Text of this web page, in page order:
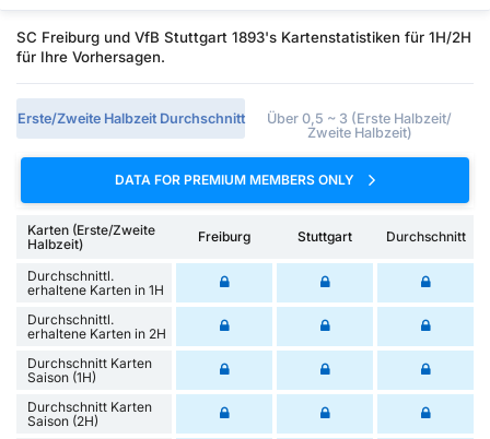
SC Freiburg und VfB Stuttgart 1893's Kartenstatistiken für 1H/2H
für Ihre Vorhersagen.
Erste/Zweite Halbzeit Durchschnitt
Über 0,5 ~ 3 (Erste Halbzeit/
Zweite Halbzeit)
DATA FOR PREMIUM MEMBERS ONLY
Karten (Erste/Zweite
Halbzeit)
Freiburg Stuttgart Durchschnitt
Durchschnittl.
erhaltene Karten in 1H
Durchschnittl.
erhaltene Karten in 2H
Durchschnitt Karten
Saison (1H)
Durchschnitt Karten
Saison (2H)